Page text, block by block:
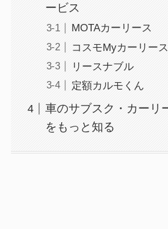
ービス
MOTAカーリース
コスモMyカーリース
リースナブル
定額カルモくん
車のサブスク・カーリ
をもっと知る